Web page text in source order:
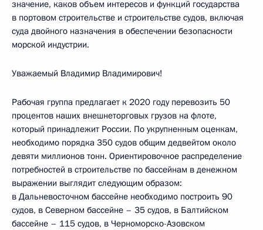
значение, каков объем интересов и функций государства
в портовом строительстве и строительстве судов, включая
суда двойного назначения в обеспечении безопасности
морской индустрии.
Уважаемый Владимир Владимирович!
Рабочая группа предлагает к 2020 году перевозить 50
процентов наших внешнеторговых грузов на флоте,
который принадлежит России. По укрупненным оценкам,
необходимо порядка 350 судов общим дедвейтом около
девяти миллионов тонн. Ориентировочное распределение
потребностей в строительстве по бассейнам в денежном
выражении выглядит следующим образом:
в Дальневосточном бассейне необходимо построить 90
судов, в Северном бассейне – 35 судов, в Балтийском
бассейне – 115 судов, в Черноморско-Азовском